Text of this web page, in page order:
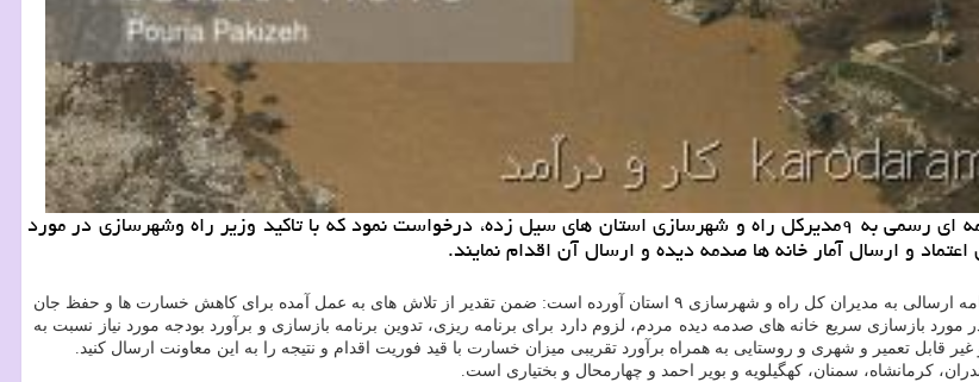
به گزارش كار و درآمد معاون مسكن و ساختمان وزیر راه و شهرسازی در نامه ای رسمی به ۹مدیركل راه و شهرسازی استان های سیل زده، درخواست نمود كه با تاكید وزیر راه وشهرسازی در مورد
و ارسال آمار خانه ها صدمه دیده و ارسال آن اقدام نمایند.
به نقل از ایسنا، مازیار حسینی، امروز ۱۵ فروردین ماه ۹۸ در نامه ارسالی به مدیران كل راه و شهرسازی ۹ استان آورده است: ضمن تقدیر از تلاش های به عمل آمده برای كاهش خسارت ها و حفظ جان
بازسازی سریع خانه های صدمه دیده مردم، لزوم دارد برای برنامه ریزی، تدوین برنامه بازسازی و برآورد بودجه مورد نیاز نسبت به
قابل تعمیر و شهری و روستایی به همراه برآورد تقریبی میزان خسارت با قید فوریت اقدام و نتیجه را به این معاونت ارسال كنید.
كرمانشاه، سمنان، كهگیلویه و بویر احمد و چهارمحال و بختیاری است.